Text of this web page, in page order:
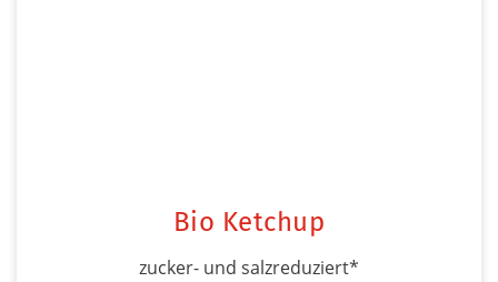
Bio Ketchup
zucker- und salzreduziert*